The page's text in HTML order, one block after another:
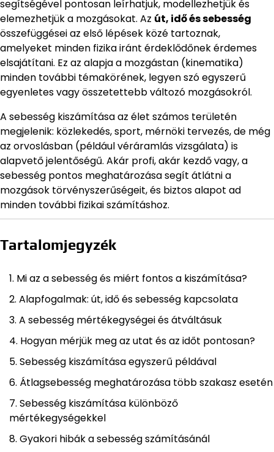
segítségével pontosan leírhatjuk, modellezhetjük és
elemezhetjük a mozgásokat. Az út, idő és sebesség
összefüggései az első lépések közé tartoznak,
amelyeket minden fizika iránt érdeklődőnek érdemes
elsajátítani. Ez az alapja a mozgástan (kinematika)
minden további témakörének, legyen szó egyszerű
egyenletes vagy összetettebb változó mozgásokról.
A sebesség kiszámítása az élet számos területén
megjelenik: közlekedés, sport, mérnöki tervezés, de még
az orvoslásban (például véráramlás vizsgálata) is
alapvető jelentőségű. Akár profi, akár kezdő vagy, a
sebesség pontos meghatározása segít átlátni a
mozgások törvényszerűségeit, és biztos alapot ad
minden további fizikai számításhoz.
Tartalomjegyzék
Mi az a sebesség és miért fontos a kiszámítása?
Alapfogalmak: út, idő és sebesség kapcsolata
A sebesség mértékegységei és átváltásuk
Hogyan mérjük meg az utat és az időt pontosan?
Sebesség kiszámítása egyszerű példával
Átlagsebesség meghatározása több szakasz esetén
Sebesség kiszámítása különböző
mértékegységekkel
Gyakori hibák a sebesség számításánál